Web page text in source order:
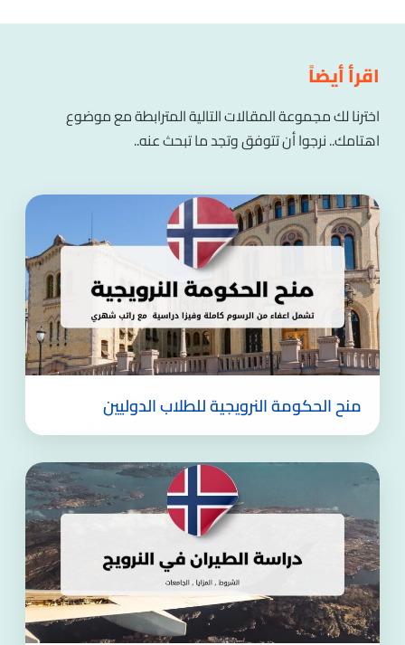
اقرأ أيضاً
اخترنا لك مجموعة المقالات التالية المترابطة مع موضوع
اهتامك.. نرجوا أن تتوفق وتجد ما تبحث عنه..
منح الحكومة النرويجية للطلاب الدوليين